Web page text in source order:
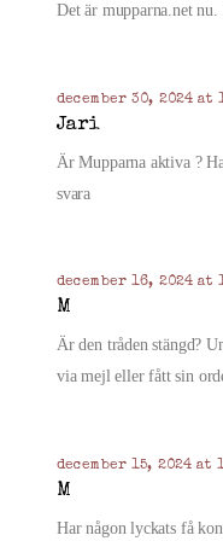
Det är mupparna.net
december 30, 2024 at
Jari
Är Mupparna aktiva ?
svara
december 16, 2024 at
M
Är den tråden stängd?
via mejl eller fått sin
december 15, 2024 at
M
Har någon lyckats få